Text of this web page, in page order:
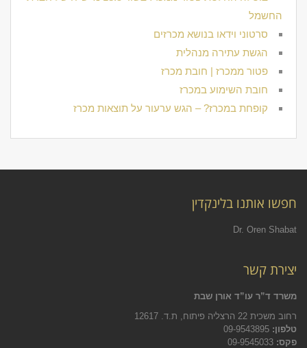
החשמל
סרטוני וידאו בנושא מכרזים
הגשת עתירה מנהלית
פטור ממכרז | חובת מכרז
חובת השימוע במכרז
קופחת במכרז? – הגש ערעור על תוצאות מכרז
חפשו אותנו בלינקדין
Dr. Oren Shabat
יצירת קשר
משרד ד”ר עו”ד אורן שבת
רחוב משכית 22 הרצליה פיתוח, ת.ד. 12617
טלפון:
פקס: